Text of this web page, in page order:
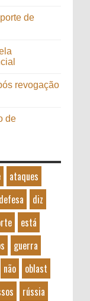
de
revogação
de
ataques
defesa
diz
está
guerra
não
oblast
rússia